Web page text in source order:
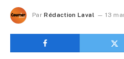
Par Rédaction Laval 13